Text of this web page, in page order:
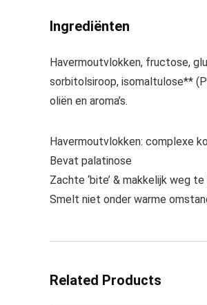
Ingrediënten
Havermoutvlokken, fructose,
sorbitolsiroop, isomaltulose**
oliën en aroma’s.
Havermoutvlokken: complexe
Bevat palatinose
Zachte ‘bite’ & makkelijk weg
Smelt niet onder warme
Related Products